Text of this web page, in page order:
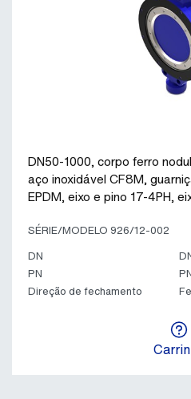
DN50-1000, corpo ferro
aço inoxidável CF8M,
EPDM, eixo e pino 17-4PH,
SÉRIE/MODELO 926/12-002
DN
PN
Direção de fechamento